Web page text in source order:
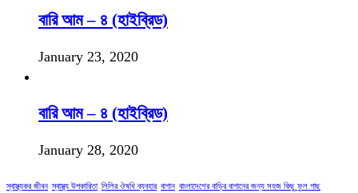
বারি আম – ৪ (হাইব্রিড)
January 23, 2020
বারি আম – ৪ (হাইব্রিড)
January 28, 2020
স্বাস্থ্যকর জীবন স্বাস্থ্য উপকারিতা লিলির ঔষধি ব্যবহার বাগান বাংলাদেশের বাড়ির বাগানের জন্য সহজ কিছু ফুল গাছ